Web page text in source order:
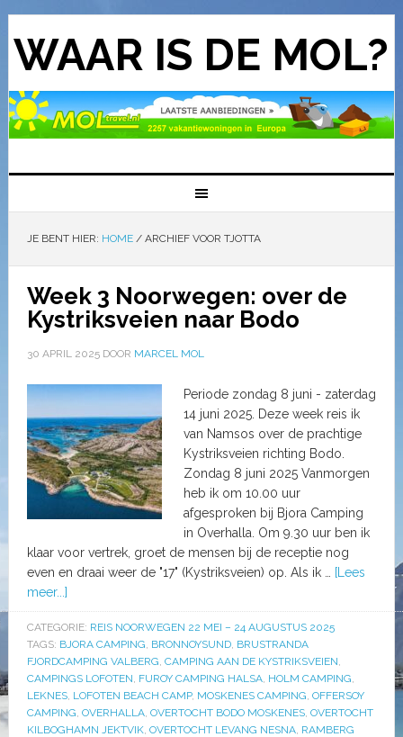
WAAR IS DE MOL?
JE BENT HIER: HOME /ARCHIEF VOOR TJOTTA
Week 3 Noorwegen: over de
Kystriksveien naar Bodo
30 APRIL 2025DOOR MARCEL MOL
Periode zondag 8 juni - zaterdag
14 juni 2025. Deze week reis ik
van Namsos over de prachtige
Kystriksveien richting Bodo.
Zondag 8 juni 2025 Vanmorgen
heb ik om 10.00 uur
afgesproken bij Bjora Camping
in Overhalla. Om 9.30 uur ben ik
klaar voor vertrek, groet de mensen bij de receptie nog
even en draai weer de "17" (Kystriksveien) op. Als ik …
[Lees
meer...]
CATEGORIE: REIS NOORWEGEN 22 MEI – 24 AUGUSTUS 2025
TAGS: BJORA CAMPING, BRONNOYSUND, BRUSTRANDA
FJORDCAMPING VALBERG, CAMPING AAN DE KYSTRIKSVEIEN,
CAMPINGS LOFOTEN, FUROY CAMPING HALSA, HOLM CAMPING,
LEKNES, LOFOTEN BEACH CAMP, MOSKENES CAMPING, OFFERSOY
CAMPING, OVERHALLA, OVERTOCHT BODO MOSKENES, OVERTOCHT
KILBOGHAMN JEKTVIK, OVERTOCHT LEVANG NESNA, RAMBERG